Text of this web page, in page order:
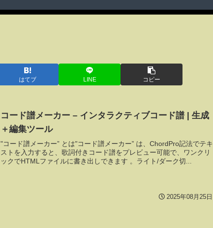
はてブ LINE コピー
コード譜メーカー – インタラクティブコード譜 | 生成
＋編集ツール
"コード譜メーカー” とは"コード譜メーカー” は、ChordPro記法でテキ
ストを入力すると、歌詞付きコード譜をプレビュー可能で、ワンクリ
ックでHTMLファイルに書き出しできます 。ライト/ダーク切...
2025年08月25日